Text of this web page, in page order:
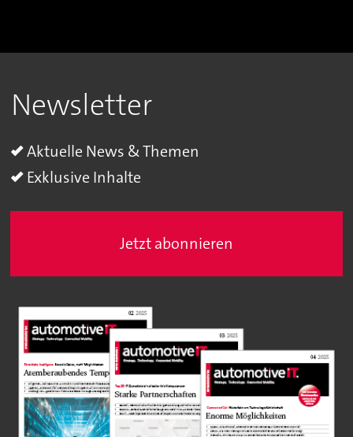
Newsletter
Aktuelle News & Themen
Exklusive Inhalte
Jetzt abonnieren